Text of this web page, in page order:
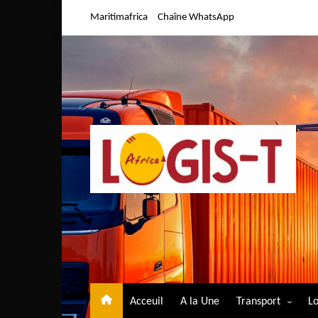
Maritimafrica Chaîne WhatsApp
Acceuil A la Une Transport